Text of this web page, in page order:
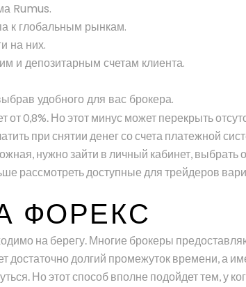
Rumus.
к глобальным рынкам.
на них.
и депозитарным счетам клиента.
удобного для вас брокера.
от 0,8%. Но этот минус может перекрыть
при снятии денег со счета платежной
нужно зайти в личный кабинет, выбрать
рассмотреть доступные для трейдеров
ФОРЕКС
на берегу. Многие брокеры
достаточно долгий промежуток времени, а
Но этот способ вполне подойдет тем, у